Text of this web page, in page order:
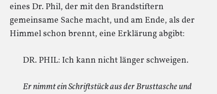
eines Dr. Phil, der mit den Brandstiftern
gemeinsame Sache macht, und am Ende, als der
Himmel schon brennt, eine Erklärung abgibt:
DR. PHIL: Ich kann nicht länger schweigen.
Er nimmt ein Schriftstück aus der Brusttasche und